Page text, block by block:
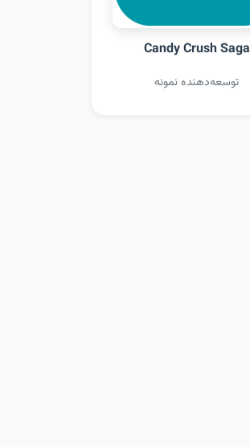
Candy Crush Saga
توسعه‌دهنده نمونه